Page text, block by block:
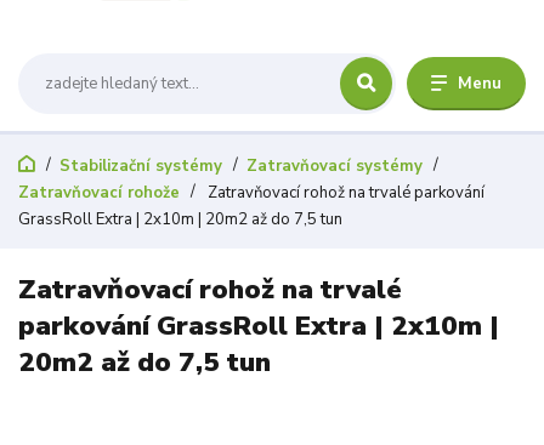
Menu
Stabilizační systémy
Zatravňovací systémy
Zatravňovací rohože
Zatravňovací rohož na trvalé parkování
GrassRoll Extra | 2x10m | 20m2 až do 7,5 tun
Zatravňovací rohož na trvalé
parkování GrassRoll Extra | 2x10m |
20m2 až do 7,5 tun